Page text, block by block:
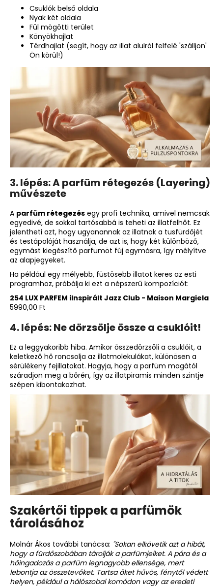
Csuklók belső oldala
Nyak két oldala
Fül mögötti terület
Könyökhajlat
Térdhajlat (segít, hogy az illat alulról felfelé 'szálljon'
Ön körül!)
3. lépés: A parfüm rétegezés (Layering)
művészete
A parfüm rétegezés egy profi technika, amivel nemcsak
egyedivé, de sokkal tartósabbá is teheti az illatfelhőt. Ez
jelentheti azt, hogy ugyanannak az illatnak a tusfürdőjét
és testápolóját használja, de azt is, hogy két különböző,
egymást kiegészítő parfümöt fúj egymásra, így mélyítve
az alapjegyeket.
Ha például egy mélyebb, füstösebb illatot keres az esti
programhoz, próbálja ki ezt a népszerű kompozíciót:
254 LUX PARFEM iInspirált Jazz Club - Maison Margiela
5990,00 Ft
4. lépés: Ne dörzsölje össze a csuklóit!
Ez a leggyakoribb hiba. Amikor összedörzsöli a csuklóit, a
keletkező hő roncsolja az illatmolekulákat, különösen a
sérülékeny fejillatokat. Hagyja, hogy a parfüm magától
száradjon meg a bőrén, így az illatpiramis minden szintje
szépen kibontakozhat.
Szakértői tippek a parfümök
tárolásához
Molnár Ákos további tanácsa: "Sokan elkövetik azt a hibát,
hogy a fürdőszobában tárolják a parfümjeiket. A pára és a
hőingadozás a parfüm legnagyobb ellensége, mert
lebontja az összetevőket. Tartsa őket hűvös, fénytől védett
helyen, például a hálószobai komódon vagy az eredeti